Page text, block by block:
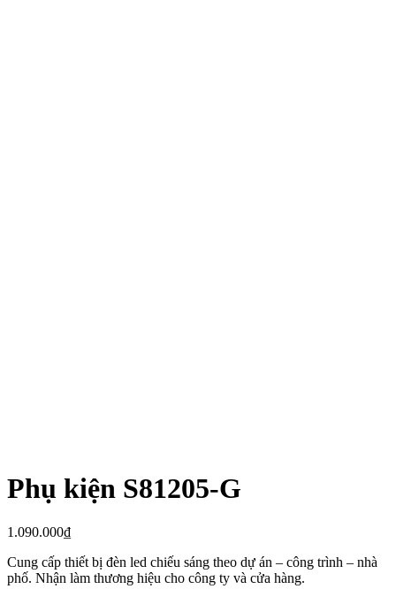
Phụ kiện S81205-G
1.090.000₫
Cung cấp thiết bị đèn led chiếu sáng theo dự án – công trình – nhà
phố. Nhận làm thương hiệu cho công ty và cửa hàng.